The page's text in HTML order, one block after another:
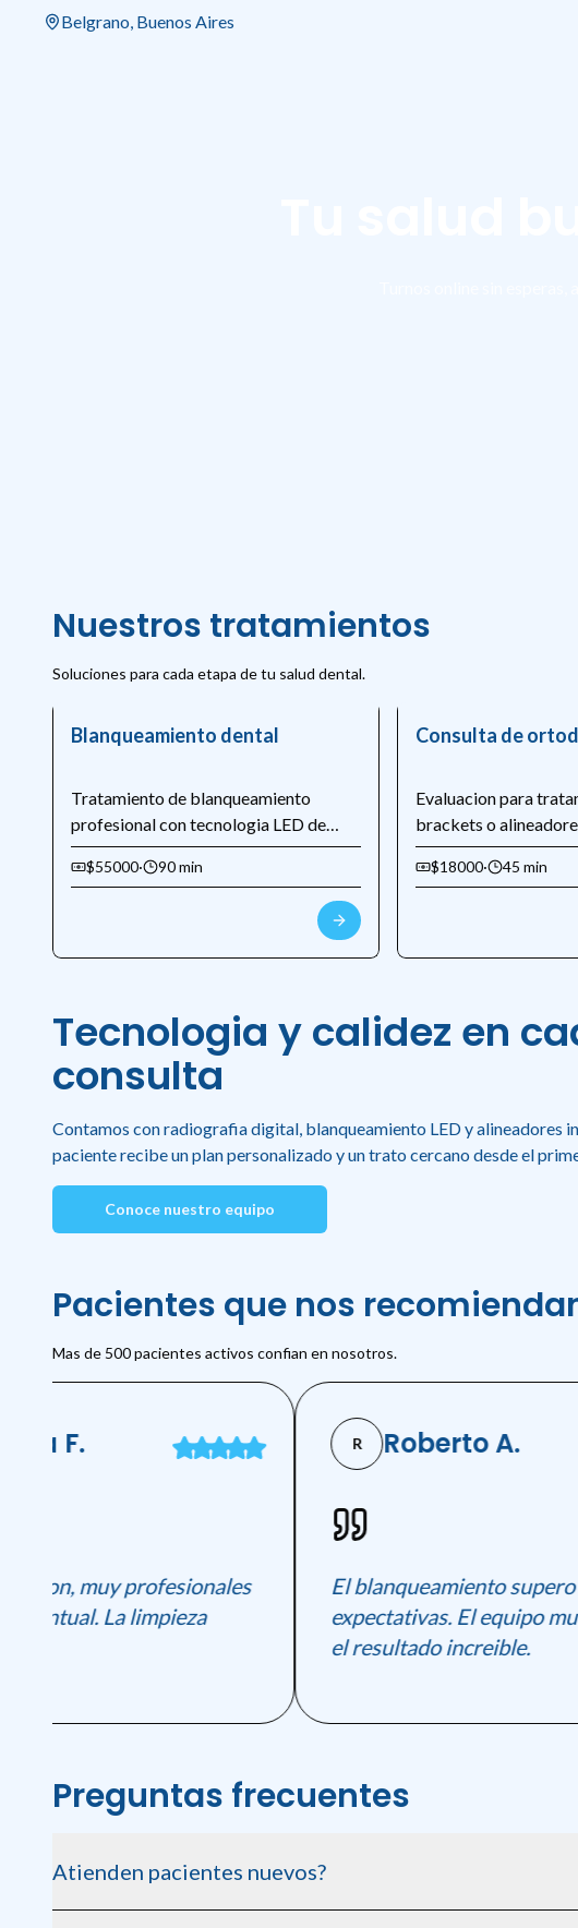
Belgrano, Buenos Aires
Nuestros tratamientos
Soluciones para cada etapa de tu salud dental.
Blanqueamiento dental
Tratamiento de blanqueamiento
profesional con tecnologia LED de
ultima generacion. Resultados visibles
desde la primera sesion, hasta 8 tonos
$55000· 90 min
Consulta de
Evaluacion para
brackets o
Incluye estudio de
diagnostico
$18000· 45 min
Tecnologia y calidez en
consulta
Contamos con radiografia digital, blanqueamiento LED y alineadores
paciente recibe un plan personalizado y un trato cercano desde el
Conoce nuestro equipo
Pacientes que nos
Mas de 500 pacientes activos confian en nosotros.
F.
muy profesionales
La limpieza
R Roberto A.
El blanqueamiento supero
expectativas. El equipo muy
el resultado increible.
Preguntas frecuentes
Atienden pacientes nuevos?